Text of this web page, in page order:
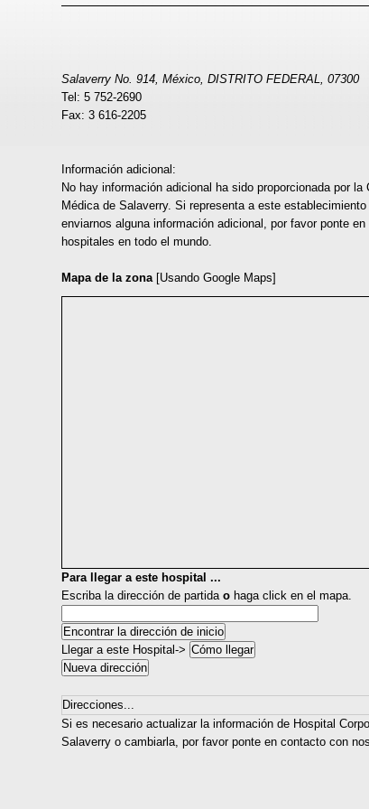
Salaverry No. 914, México, DISTRITO FEDERAL, 07300
Tel: 5 752-2690
Fax: 3 616-2205
Información adicional:
No hay información adicional ha sido proporcionada por la
Médica de Salaverry. Si representa a este
enviarnos alguna información adicional, por favor ponte
hospitales en todo el mundo.
Mapa de la zona[Usando Google Maps]
Para llegar a este hospital ...
Escriba la dirección de partida o haga click en el mapa.
Llegar a este Hospital->
Direcciones...
Si es necesario actualizar la información de Hospital
Salaverry o cambiarla, por favor ponte en contacto con